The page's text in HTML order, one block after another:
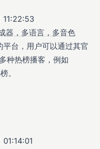
11:22:53
器，多语言，多音色
台，用户可以通过其官
种热榜播客，例如
。